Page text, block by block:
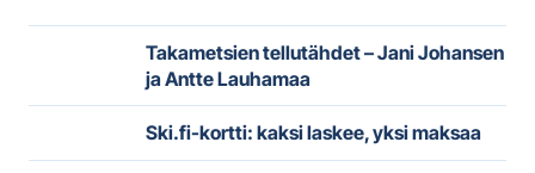
Takametsien tellutähdet – Jani Johansen
ja Antte Lauhamaa
Ski.fi-kortti: kaksi laskee, yksi maksaa